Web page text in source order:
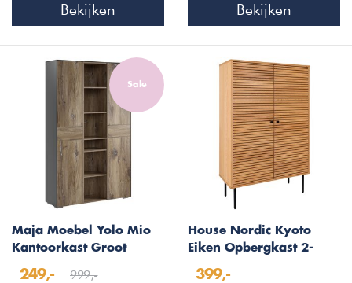
Bekijken Bekijken
Sale
Maja Moebel Yolo Mio
Kantoorkast Groot
249,- 999,-
House Nordic Kyoto
Eiken Opbergkast 2-
399,-